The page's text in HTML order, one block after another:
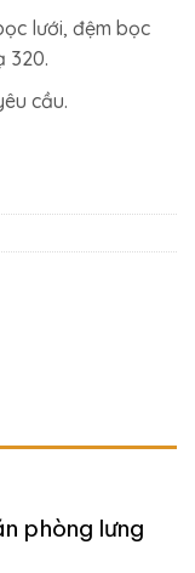
lưới, đệm bọc
320.
cầu.
phòng lưng